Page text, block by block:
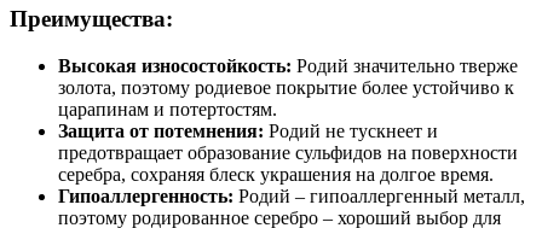
Преимущества:
Высокая износостойкость: Родий значительно тверже
золота, поэтому родиевое покрытие более устойчиво к
царапинам и потертостям.
Защита от потемнения: Родий не тускнеет и
предотвращает образование сульфидов на поверхности
серебра, сохраняя блеск украшения на долгое время.
Гипоаллергенность: Родий – гипоаллергенный металл,
поэтому родированное серебро – хороший выбор для